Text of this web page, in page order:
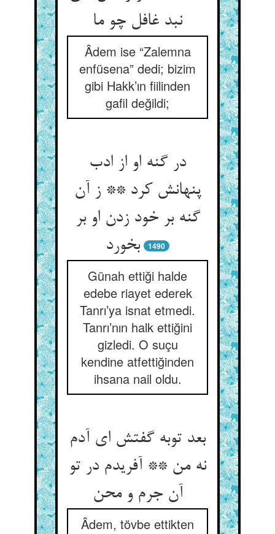
نبد غافل چو ما
Âdem ise “Zalemna
enfüsena” dedi; bizim
gibi Hakk’ın fiilinden
gafil değildi;
در گنه او از ادب
پنهانش کرد ** ز آن
گنه بر خود زدن او بر
بخورد
1490
Günah ettiği halde
edebe riayet ederek
Tanrı’ya isnat etmedi.
Tanrı’nın halk ettiğini
gizledi. O suçu
kendine atfettiğinden
ihsana nail oldu.
بعد توبه گفتش ای آدم
نه من ** آفریدم در تو
Âdem, tövbe ettikten